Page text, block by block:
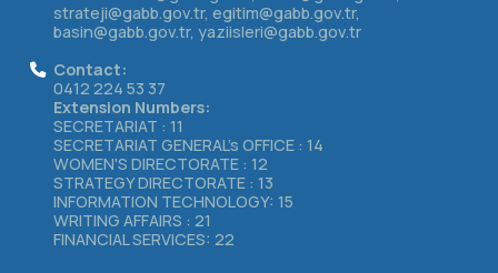
strateji@gabb.gov.tr, egitim@gabb.gov.tr,
basin@gabb.gov.tr, yaziisleri@gabb.gov.tr
Contact:
0412 224 53 37
Extension Numbers:
SECRETARIAT : 11
SECRETARIAT GENERAL's OFFICE : 14
WOMEN'S DIRECTORATE : 12
STRATEGY DIRECTORATE : 13
INFORMATION TECHNOLOGY: 15
WRITING AFFAIRS : 21
FINANCIAL SERVICES: 22